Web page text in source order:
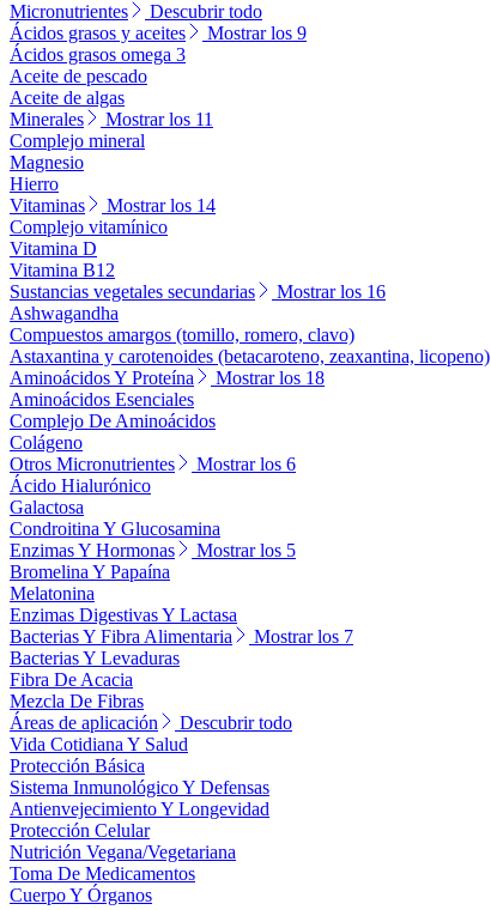
Micronutrientes
Descubrir todo
Ácidos grasos y aceites
Mostrar los 9
Ácidos grasos omega 3
Aceite de pescado
Aceite de algas
Minerales
Mostrar los 11
Complejo mineral
Magnesio
Hierro
Vitaminas
Mostrar los 14
Complejo vitamínico
Vitamina D
Vitamina B12
Sustancias vegetales secundarias
Mostrar los 16
Ashwagandha
Compuestos amargos (tomillo, romero, clavo)
Astaxantina y carotenoides (betacaroteno, zeaxantina, licopeno)
Aminoácidos Y Proteína
Mostrar los 18
Aminoácidos Esenciales
Complejo De Aminoácidos
Colágeno
Otros Micronutrientes
Mostrar los 6
Ácido Hialurónico
Galactosa
Condroitina Y Glucosamina
Enzimas Y Hormonas
Mostrar los 5
Bromelina Y Papaína
Melatonina
Enzimas Digestivas Y Lactasa
Bacterias Y Fibra Alimentaria
Mostrar los 7
Bacterias Y Levaduras
Fibra De Acacia
Mezcla De Fibras
Áreas de aplicación
Descubrir todo
Vida Cotidiana Y Salud
Protección Básica
Sistema Inmunológico Y Defensas
Antienvejecimiento Y Longevidad
Protección Celular
Nutrición Vegana/Vegetariana
Toma De Medicamentos
Cuerpo Y Órganos